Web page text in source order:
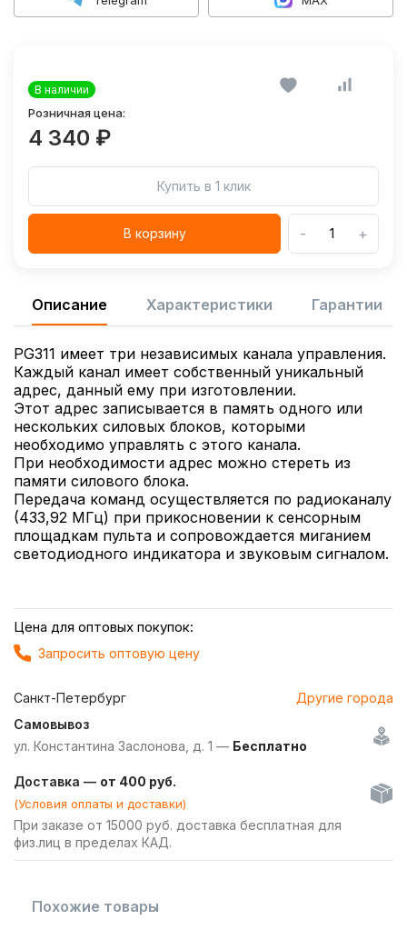
В наличии
Розничная цена:
4 340 ₽
Купить в 1 клик
В корзину - +
Описание Характеристики Гарантии
PG311 имеет три независимых канала управления.
Каждый канал имеет собственный уникальный
адрес, данный ему при изготовлении.
Этот адрес записывается в память одного или
нескольких силовых блоков, которыми
необходимо управлять с этого канала.
При необходимости адрес можно стереть из
памяти силового блока.
Передача команд осуществляется по радиоканалу
(433,92 МГц) при прикосновении к сенсорным
площадкам пульта и сопровождается миганием
светодиодного индикатора и звуковым сигналом.
Цена для оптовых покупок:
Запросить оптовую цену
Санкт-Петербург
Другие города
Самовывоз
ул. Константина Заслонова, д. 1 — Бесплатно
Доставка — от 400 руб.
(Условия оплаты и доставки)
При заказе от 15000 руб. доставка бесплатная для
физ.лиц в пределах КАД.
Похожие товары